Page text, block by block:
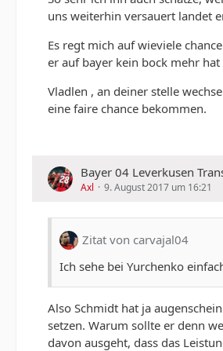
uns weiterhin versauert landet
Es regt mich auf wieviele
er auf bayer kein bock mehr
Vladlen , an deiner stelle
eine faire chance bekommen.
Bayer 04 Leverkusen
Axl 9. August 2017 um 16:21
Zitat von carvajal04
Ich sehe bei Yurchenko
Also Schmidt hat ja
setzen. Warum sollte er denn
davon ausgeht, dass das